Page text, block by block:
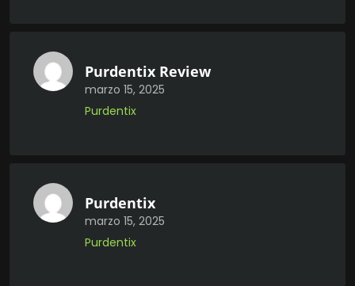
Purdentix Review
marzo 15, 2025
Purdentix
Purdentix
marzo 15, 2025
Purdentix